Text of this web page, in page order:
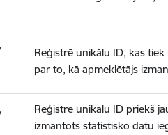
Reģistrē unikālu ID, kas
par to, kā apmeklētājs
Reģistrē unikālu ID priekš
izmantots statistisko datu